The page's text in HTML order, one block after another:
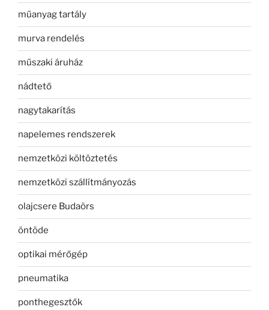
műanyag tartály
murva rendelés
műszaki áruház
nádtető
nagytakarítás
napelemes rendszerek
nemzetközi költöztetés
nemzetközi szállítmányozás
olajcsere Budaörs
öntöde
optikai mérőgép
pneumatika
ponthegesztők